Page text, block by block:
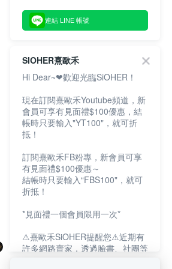
連結 LINE 帳號
SIOHER熹歐禾
Hi Dear~❤歡迎光臨SiOHER！
現在訂閱熹歐禾Youtube頻道，新
會員可享有見面禮$100優惠，結
帳時只要輸入"YT100"，就可折
抵！
訂閱熹歐禾FB粉專，新會員可享
有見面禮$100優惠～
結帳時只要輸入“FBS100"，就可
折抵！
*見面禮一個會員限用一次*
⚠熹歐禾SiOHER提醒您⚠近期有
許多網路賣家，透過臉書、社團等